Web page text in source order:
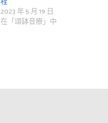
2023 年 5 月 19 日
在「頌缽音療」中